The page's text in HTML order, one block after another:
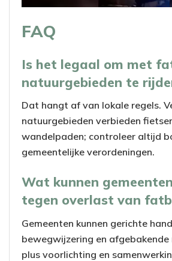
a
V
i
d
e
FAQ
Is het legaal om met
natuurgebieden te
Dat hangt af van lokale regels.
natuurgebieden verbieden
wandelpaden; controleer altijd
gemeentelijke verordeningen.
Wat kunnen
tegen overlast van
Gemeenten kunnen gerichte
bewegwijzering en
plus voorlichting en